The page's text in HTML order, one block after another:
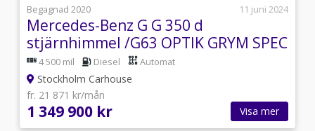
Begagnad 2020
11 juni 2024
Mercedes-Benz G G 350 d
stjärnhimmel /G63 OPTIK GRYM SPEC
4 500 mil Diesel Automat
Stockholm Carhouse
fr. 21 871 kr/mån
1 349 900 kr Visa mer